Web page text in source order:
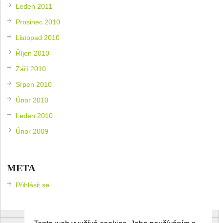
Leden 2011
Prosinec 2010
Listopad 2010
Říjen 2010
Září 2010
Srpen 2010
Únor 2010
Leden 2010
Únor 2009
META
Přihlásit se